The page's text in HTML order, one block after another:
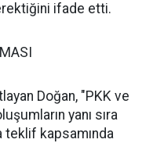
ifade etti.
Doğan, "PKK ve
yanı sıra
teklif kapsamında